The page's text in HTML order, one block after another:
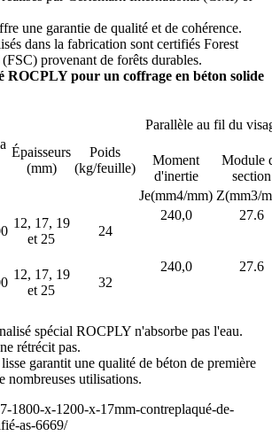
une garantie de qualité et de cohérence.
dans la fabrication sont certifiés Forest
provenant de forêts durables.
ROCPLY pour un coffrage en béton solide
Épaisseurs
(mm)
Poids
(kg/feuille)
Parallèle au fil du
Moment
d'inertie
Module
section
Je(mm4/mm) Z(mm3/
12, 17, 19
et 25
24
240,0 27.6
12, 17, 19
et 25
32
240,0 27.6
spécial ROCPLY n'absorbe pas l'eau.
rétrécit pas.
garantit une qualité de béton de première
nombreuses utilisations.